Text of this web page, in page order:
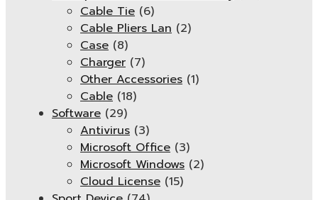
Cable Tie (6)
Cable Pliers Lan (2)
Case (8)
Charger (7)
Other Accessories (1)
Cable (18)
Software (29)
Antivirus (3)
Microsoft Office (3)
Microsoft Windows (2)
Cloud License (15)